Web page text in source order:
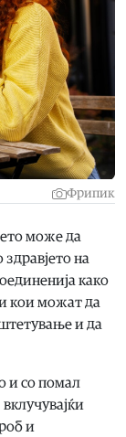
Фрипик
може да
здравјето на
како
кои можат да
и да
и со помал
и